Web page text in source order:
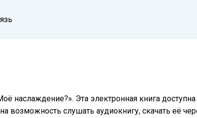
наслаждение?». Эта электронная книга
возможность слушать аудиокнигу, скачать её